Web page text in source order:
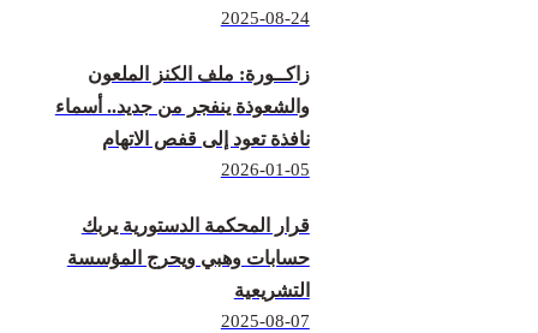
2025-08-24
زاكــورة: ملف الكنز الملعون
والشعوذة ينفجر من جديد.. أسماء
نافذة تعود إلى قفص الاتهام
2026-01-05
قرار المحكمة الدستورية يربك
حسابات وهبي ويحرج المؤسسة
التشريعية
2025-08-07